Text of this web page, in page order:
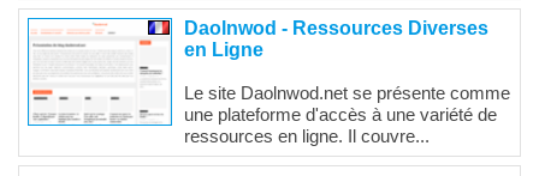
Daolnwod - Ressources Diverses
en Ligne
Le site Daolnwod.net se présente comme
une plateforme d'accès à une variété de
ressources en ligne. Il couvre...